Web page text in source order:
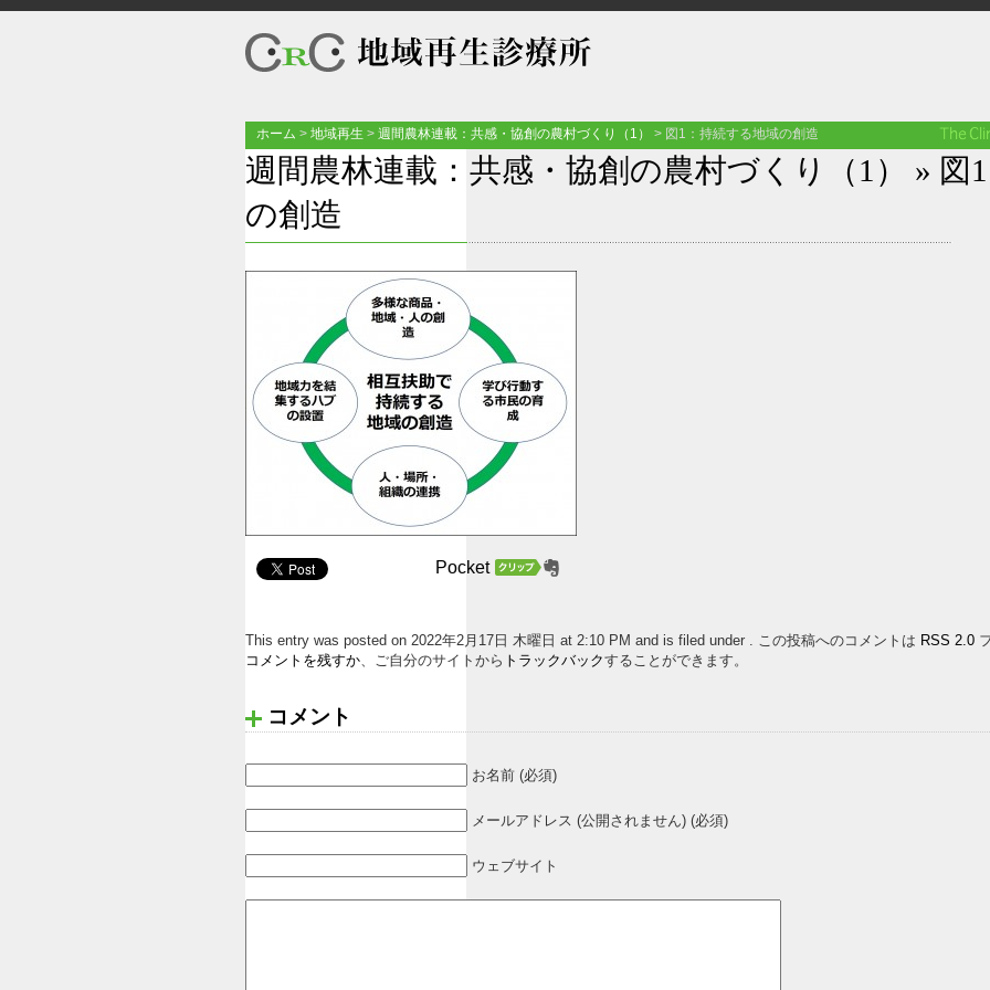
ホーム > 地域再生 > 週間農林連載：共感・協創の農村づくり（1） > 図1：持続する地域の創造
週間農林連載：共感・協創の農村づくり（1）
» 図
の創造
Pocket
This entry was posted on 2022年2月17日 木曜日 at 2:10 PM and is filed under . この投稿へのコメントは RSS 2.0
コメントを残すか、ご自分のサイトから トラックバックすることができます。
コメント
お名前 (必須)
メールアドレス (公開されません) (必須)
ウェブサイト